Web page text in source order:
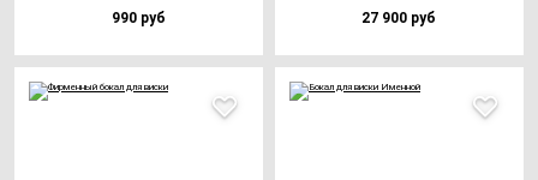
990 руб 27 900 руб